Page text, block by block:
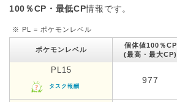
100％CP・最低CP情報です。
※ PL = ポケモンレベル
ポケモンレベル
個体値100％CP
(最高・最大CP)
PL15
タスク報酬
977